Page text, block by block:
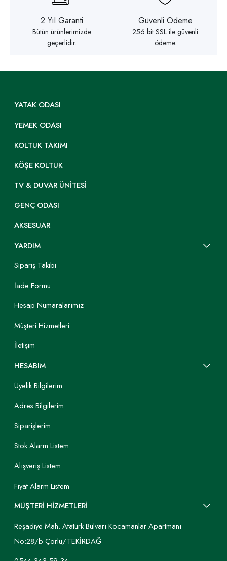
2 Yıl Garanti
Bütün ürünlerimizde
geçerlidir.
Güvenli Ödeme
256 bit SSL ile güvenli
ödeme.
YATAK ODASI
YEMEK ODASI
KOLTUK TAKIMI
KÖŞE KOLTUK
TV & DUVAR ÜNITESI
GENÇ ODASI
AKSESUAR
YARDIM
Sipariş Takibi
İade Formu
Hesap Numaralarımız
Müşteri Hizmetleri
İletişim
HESABIM
Üyelik Bilgilerim
Adres Bilgilerim
Siparişlerim
Stok Alarm Listem
Alışveriş Listem
Fiyat Alarm Listem
MÜŞTERİ HİZMETLERİ
Reşadiye Mah. Atatürk Bulvarı Kocamanlar Apartmanı
No:28/b Çorlu/TEKİRDAĞ